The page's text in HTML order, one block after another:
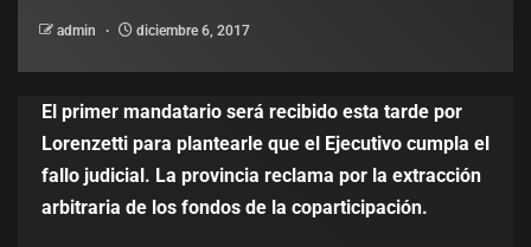
admin diciembre 6, 2017
El primer mandatario será recibido esta tarde por
Lorenzetti para plantearle que el Ejecutivo cumpla el
fallo judicial. La provincia reclama por la extracción
arbitraria de los fondos de la coparticipación.